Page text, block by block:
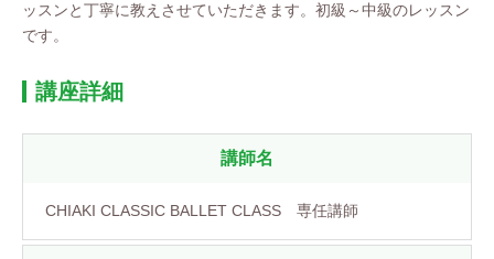
ッスンと丁寧に教えさせていただきます。初級～中級のレッスン
です。
講座詳細
講師名
CHIAKI CLASSIC BALLET CLASS 専任講師